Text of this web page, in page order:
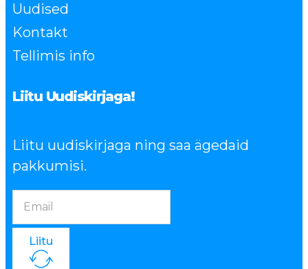
Uudised
Kontakt
Tellimis info
Liitu Uudiskirjaga!
Liitu uudiskirjaga ning saa ägedaid
pakkumisi.
Liitu